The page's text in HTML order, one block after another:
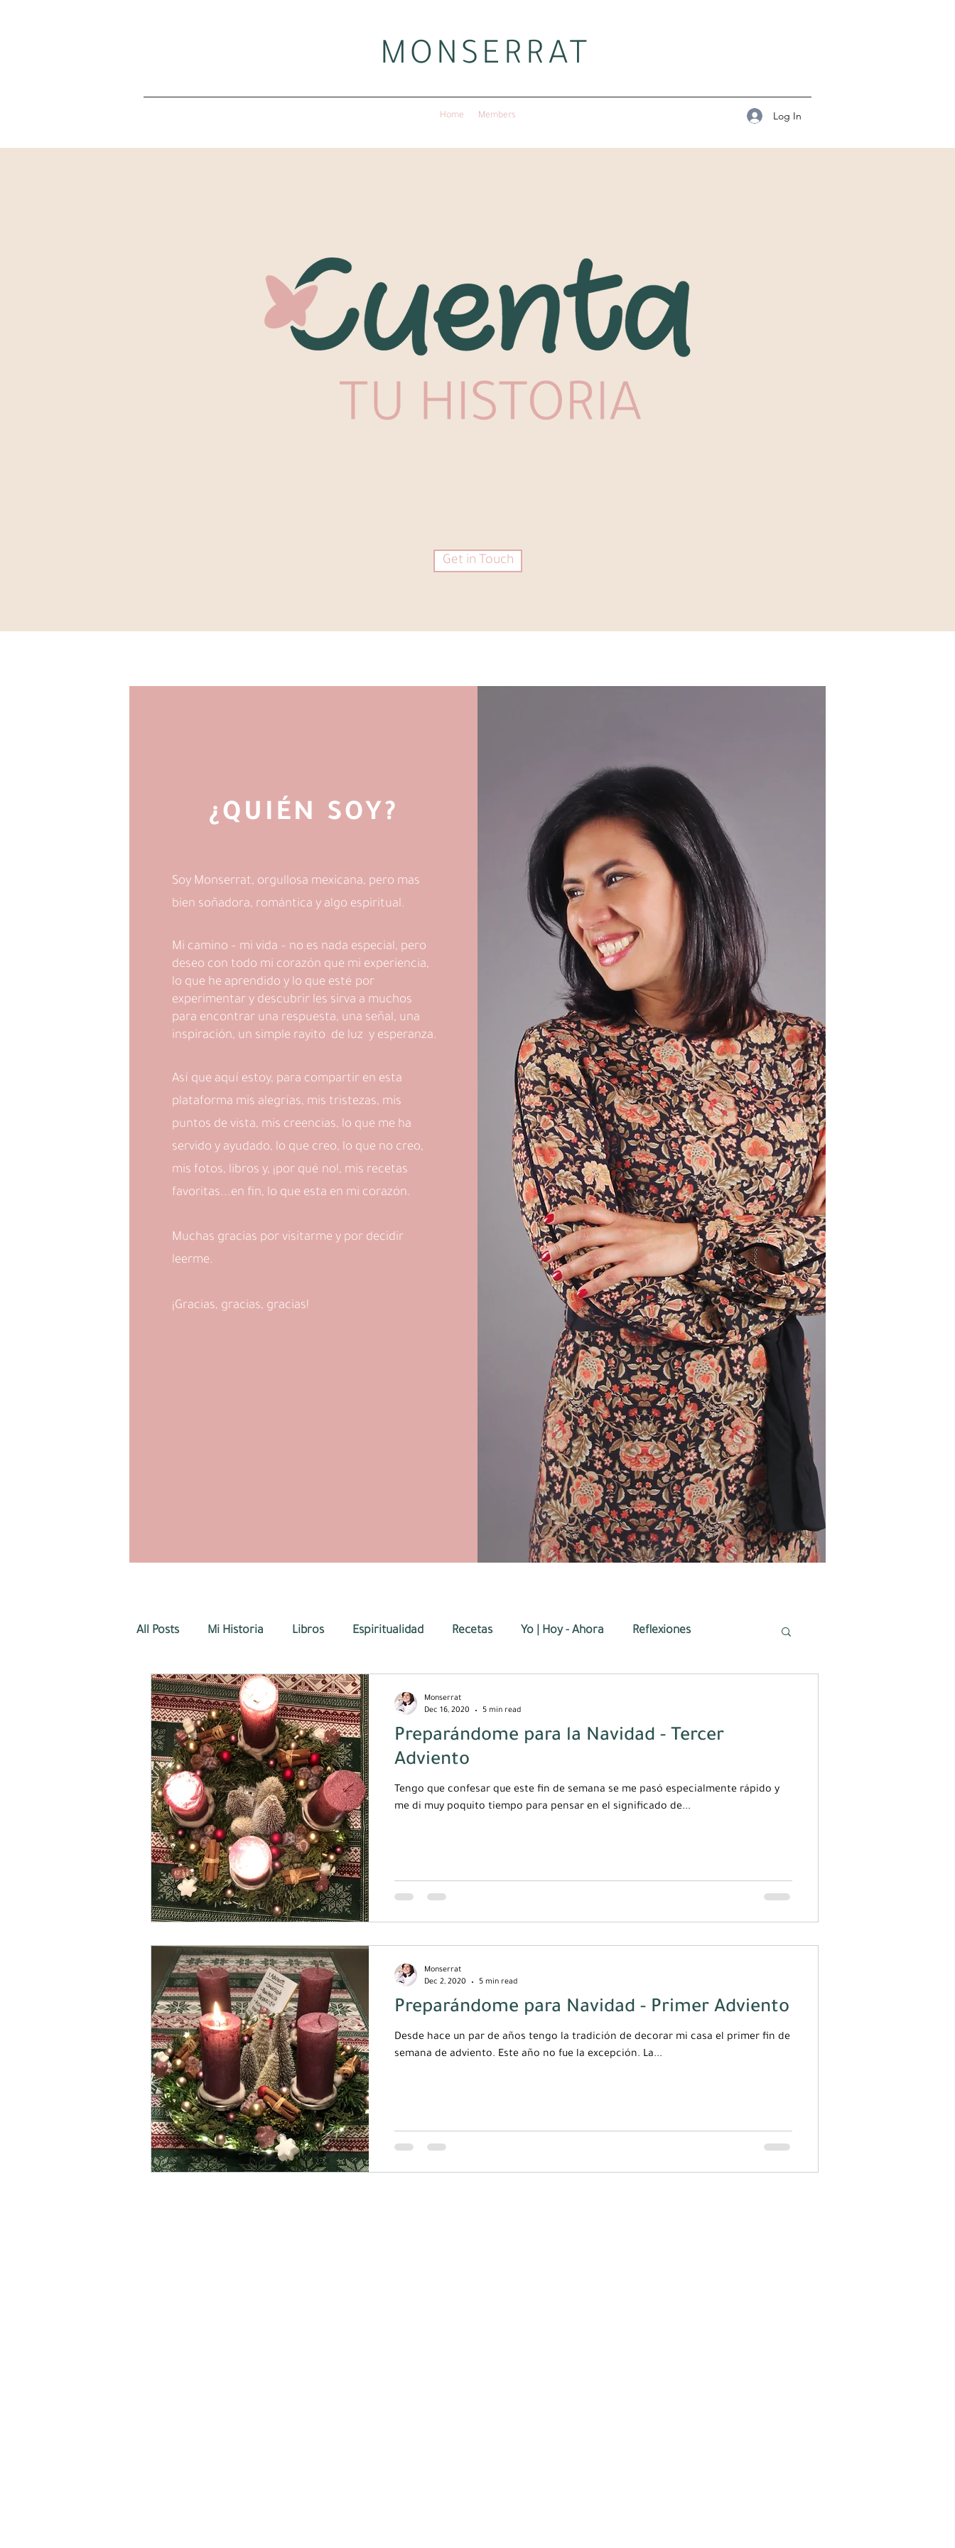
MONSERRAT
Home Members Log In
Get in Touch
All Posts Mi Historia Libros Espiritualidad Recetas Yo | Hoy - Ahora Reflexiones
Preparándome para la Navidad - Tercer
Adviento
Tengo que confesar que este fin de semana se me pasó especialmente rápido y
me di muy poquito tiempo para pensar en el significado de...
Monserrat
Dec 16, 2020
5 min read
Preparándome para Navidad - Primer Adviento
Desde hace un par de años tengo la tradición de decorar mi casa el primer fin de
semana de adviento. Este año no fue la excepción. La...
Monserrat
Dec 2, 2020
5 min read
¿QUIÉN SOY?
Soy Monserrat, orgullosa mexicana, pero mas
bien soñadora, romántica y algo espiritual.
Mi camino – mi vida – no es nada especial, pero
deseo con todo mi corazón que mi experiencia,
lo que he aprendido y lo que esté por
experimentar y descubrir les sirva a muchos
para encontrar una respuesta, una señal, una
inspiración, un simple rayito de luz y esperanza.
Así que aquí estoy, para compartir en esta
plataforma mis alegrías, mis tristezas, mis
puntos de vista, mis creencias, lo que me ha
servido y ayudado, lo que creo, lo que no creo,
mis fotos, libros y, ¡por qué no!, mis recetas
favoritas...en fin, lo que esta en mi corazón.
Muchas gracias por visitarme y por decidir
leerme.
¡Gracias, gracias, gracias!